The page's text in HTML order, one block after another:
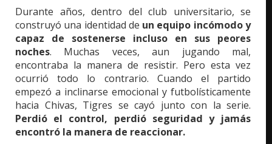
Durante años, dentro del club universitario, se
construyó una identidad de un equipo incómodo y
capaz de sostenerse incluso en sus peores
noches. Muchas veces, aun jugando mal,
encontraba la manera de resistir. Pero esta vez
ocurrió todo lo contrario. Cuando el partido
empezó a inclinarse emocional y futbolísticamente
hacia Chivas, Tigres se cayó junto con la serie.
Perdió el control, perdió seguridad y jamás
encontró la manera de reaccionar.